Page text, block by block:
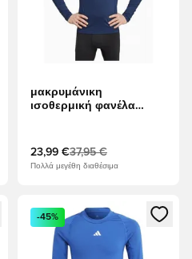
μακρυμάνικη
ισοθερμική φανέλα
23,99 €37,95 €
Πολλά μεγέθη διαθέσιμα
ή να εγγραφείτε ως
Ανοίγει ένα Modal για να
-45%